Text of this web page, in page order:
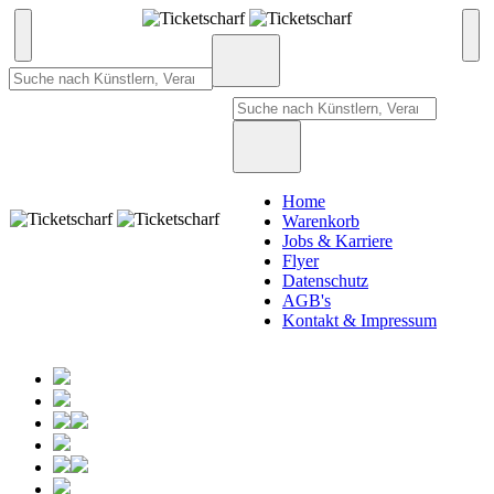
Home
Warenkorb
Jobs & Karriere
Flyer
Datenschutz
AGB's
Kontakt & Impressum